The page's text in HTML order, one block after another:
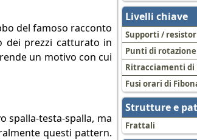
Livelli chiave
Supporti /
Punti di rotazione
Ritracciamenti di
Fusi orari di
Strutture e
Frattali
del famoso racconto
dei prezzi catturato in
un motivo con cui
spalla-testa-spalla, ma
questi pattern.